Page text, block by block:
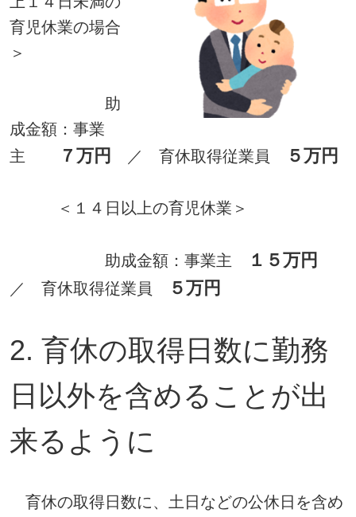
育児休業の場合
＞
助
成金額：事業
主
７万円 ／ 育休取得従業員 ５万円
＜１４日以上の育児休業＞
助成金額：事業主 １５万円
／ 育休取得従業員 ５万円
2. 育休の取得日数に勤務
日以外を含めることが出
来るように
育休の取得日数に、土日などの公休日を含め